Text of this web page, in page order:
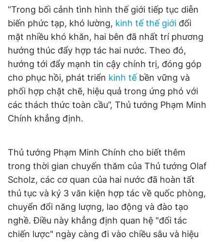
© 2003-2026 Bản quyền thuộc về Báo Thanh Niên. Cấm sao
chép dưới mọi hình thức nếu không có sự chấp thuận bằng văn
bản. Phát triển bởi ePi Technologies, JSC.
“Trong bối cảnh tình hình thế giới tiếp tục diễn
biến phức tạp, khó lường, kinh tế thế giới đối
mặt nhiều khó khăn, hai bên đã nhất trí phương
hướng thúc đẩy hợp tác hai nước. Theo đó,
hướng tới đẩy mạnh tin cậy chính trị, đóng góp
cho phục hồi, phát triển kinh tế bền vững và
phối hợp chặt chẽ, hiệu quả trong ứng phó với
các thách thức toàn cầu”, Thủ tướng Phạm Minh
Chính khẳng định.
Thủ tướng Phạm Minh Chính cho biết thêm
trong thời gian chuyến thăm của Thủ tướng Olaf
Scholz, các cơ quan của hai nước đã hoàn tất
thủ tục và ký 3 văn kiện hợp tác về quốc phòng,
chuyển đổi năng lượng, lao động và đào tạo
nghề. Điều này khẳng định quan hệ "đối tác
chiến lược" ngày càng đi vào chiều sâu và hiệu